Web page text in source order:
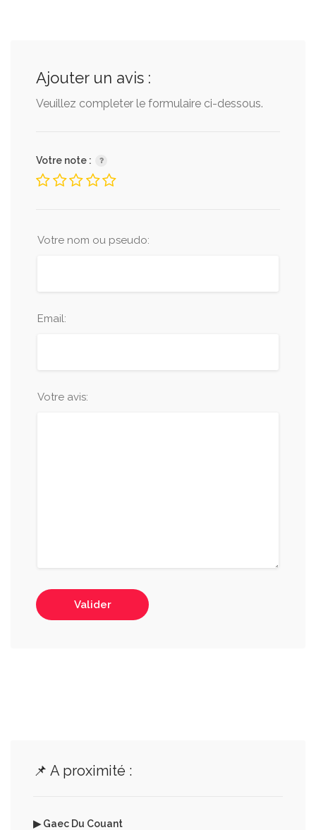
Ajouter un avis :
Veuillez completer le formulaire ci-dessous.
Votre note :
Votre nom ou pseudo:
Email:
Votre avis:
Valider
📌 A proximité :
▶ Gaec Du Couant